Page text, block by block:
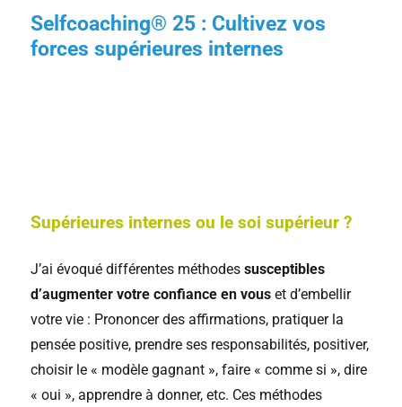
Selfcoaching® 25 : Cultivez vos
forces supérieures internes
Supérieures internes ou le soi supérieur ?
J’ai évoqué différentes méthodessusceptibles
d’augmenter votre confiance en vous et d’embellir
votre vie : Prononcer des affirmations, pratiquer la
pensée positive, prendre ses responsabilités, positiver,
choisir le « modèle gagnant », faire « comme si », dire
« oui », apprendre à donner, etc. Ces méthodes